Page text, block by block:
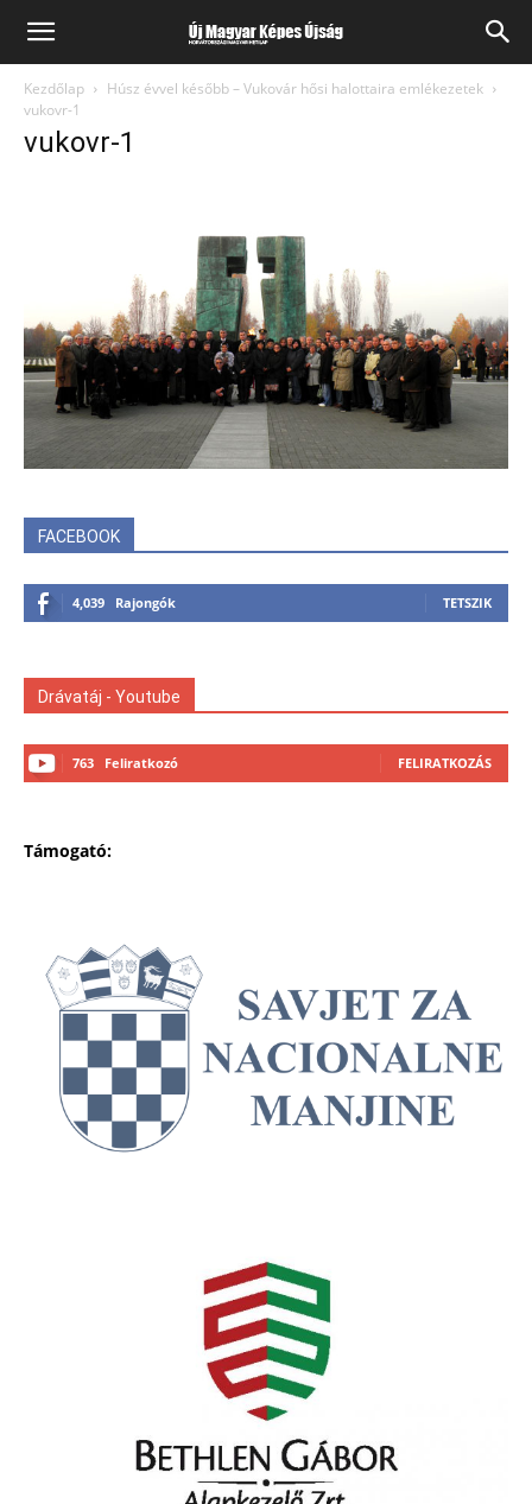
Kezdőlap
Húsz évvel később – Vukovár hősi halottaira emlékezetek
vukovr-1
vukovr-1
FACEBOOK
4,039 Rajongók TETSZIK
Drávatáj - Youtube
763 Feliratkozó FELIRATKOZÁS
Támogató: